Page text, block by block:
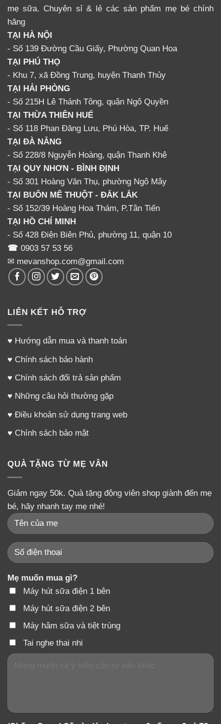
mẹ sữa. Chuyên sỉ & lẻ các sản phẩm mẹ bé chính
hãng
TẠI HÀ NỘI
- Số 139 Đường Cầu Giấy, Phường Quan Hoa
TẠI PHÚ THỌ
- Khu 7, xã Đồng Trung, huyện Thanh Thủy
TẠI HẢI PHÒNG
- Số 215H Lê Thánh Tông, quận Ngô Quyền
TẠI THỪA THIÊN HUẾ
- Số 118 Phan Đăng Lưu, Phú Hòa, TP. Huế
TẠI ĐÀ NẴNG
- Số 228/8 Nguyễn Hoàng, quận Thanh Khê
TẠI QUY NHƠN - BÌNH ĐỊNH
- Số 301 Hoàng Văn Thụ, phường Ngô Mây
TẠI BUÔN MÊ THUỘT - ĐẮK LẮK
- Số 152/39 Hoàng Hoa Thám, P.Tân Tiến
TẠI HỒ CHÍ MINH
- Số 428 Điện Biên Phủ, phường 11, quận 10
☎ 0903 57 53 56
✉ mevanshop.com@gmail.com
LIÊN KẾT HỖ TRỢ
♥ Hướng dẫn mua và thanh toán
♥ Chính sách bảo hành
♥ Chính sách đổi trả sản phẩm
♥ Những câu hỏi thường gặp
♥ Điều khoản sử dụng trang web
♥ Chính sách bảo mật
QUÀ TẶNG TỪ MẸ VÂN
Giảm ngay 50k. Quà tặng động viên shop giành đến mẹ
bé, hãy nhanh tay mẹ nhé!
Mẹ muốn mua gì?
Máy hút sữa điện 1 bên
Máy hút sữa điện 2 bên
Máy hâm sữa và tiệt trùng
Tai nghe thai nhi